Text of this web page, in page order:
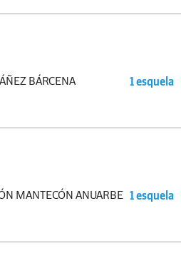
BÁRCENA 1 esquela
MANTECÓN ANUARBE 1 esquela